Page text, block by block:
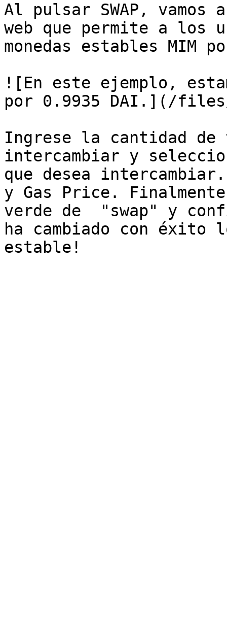
Al pulsar SWAP,
web que permite a los
monedas estables MIM
![En este ejemplo,
por 0.9935 DAI.](/files/-
Ingrese la cantidad de
intercambiar y
que desea
y Gas Price.
verde de  "swap" y
ha cambiado con éxito